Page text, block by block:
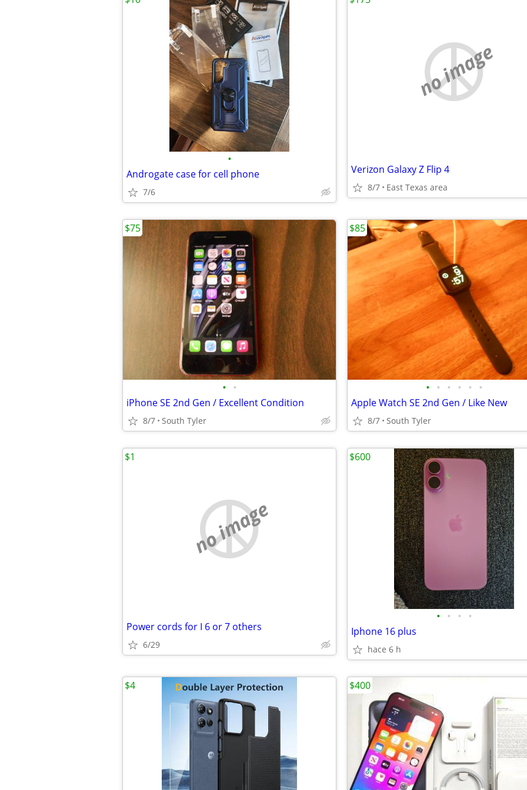
•
Androgate case for cell phone
7/6
no image
Verizon Galaxy Z Flip 4
8/7 East Texas area
• •
iPhone SE 2nd Gen / Excellent Condition
8/7 South Tyler
$75
• • • • • •
Apple Watch SE 2nd Gen / Like New
8/7 South Tyler
$85
no image
Power cords for I 6 or 7 others
6/29
$1
• • • •
Iphone 16 plus
hace 6 h
$600
$4 $400